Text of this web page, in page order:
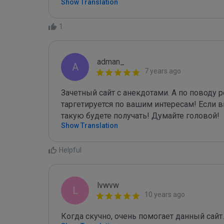
Show Translation
1
A adman_
7 years ago
Зачетный сайт с анекдотами. А по поводу
таргетируется по вашим интересам! Если
такую будете получать! Думайте головой!
Show Translation
Helpful
L lvwvw
10 years ago
Когда скучно, очень помогает данный сайт.